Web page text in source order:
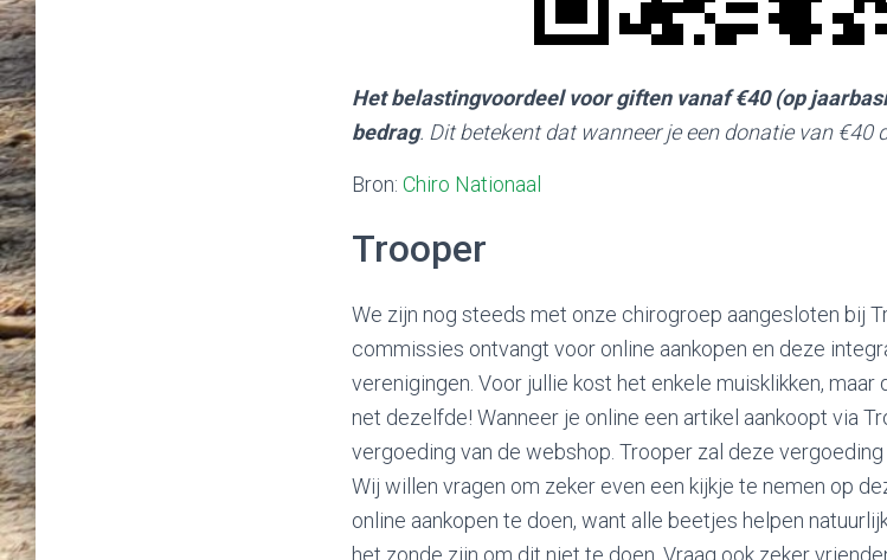
Het belastingvoordeel voor giften vanaf €40 (op
bedrag. Dit betekent dat wanneer je een donatie van €40
Bron: Chiro Nationaal
Trooper
We zijn nog steeds met onze chirogroep aangesloten bij
commissies ontvangt voor online aankopen en deze
verenigingen. Voor jullie kost het enkele muisklikken,
net dezelfde! Wanneer je online een artikel aankoopt via
vergoeding van de webshop. Trooper zal deze vergoeding
Wij willen vragen om zeker even een kijkje te nemen op
online aankopen te doen, want alle beetjes helpen
het zonde zijn om dit niet te doen. Vraag ook zeker